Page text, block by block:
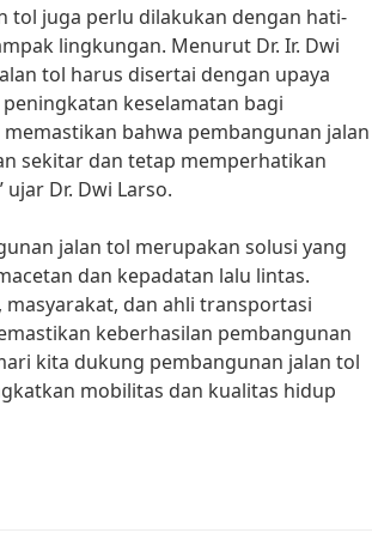
tol juga perlu dilakukan dengan hati-
lingkungan. Menurut Dr. Ir. Dwi
tol harus disertai dengan upaya
keselamatan bagi
bahwa pembangunan jalan
sekitar dan tetap memperhatikan
Dr. Dwi Larso.
jalan tol merupakan solusi yang
dan kepadatan lalu lintas.
dan ahli transportasi
keberhasilan pembangunan
kita dukung pembangunan jalan tol
mobilitas dan kualitas hidup